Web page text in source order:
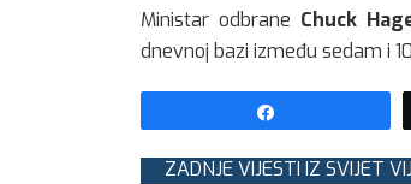
Ministar odbrane Chuck
dnevnoj bazi između sedam i
ZADNJE VIJESTI IZ SVIJET